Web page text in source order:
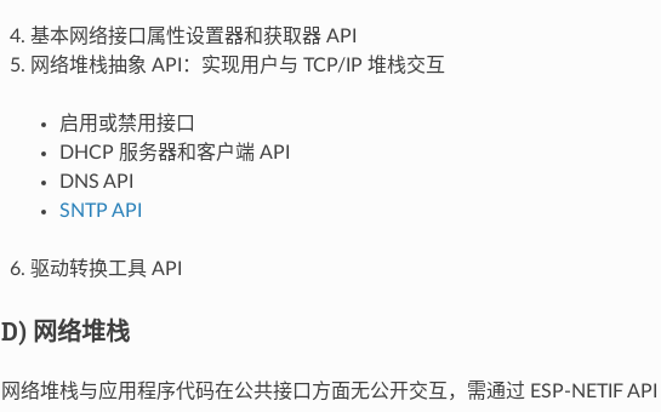
基本网络接口属性设置器和获取器 API
网络堆栈抽象 API：实现用户与 TCP/IP 堆栈交互
启用或禁用接口
DHCP 服务器和客户端 API
DNS API
SNTP API
驱动转换工具 API
D) 网络堆栈
网络堆栈与应用程序代码在公共接口方面无公开交互，需通过 ESP-NETIF API